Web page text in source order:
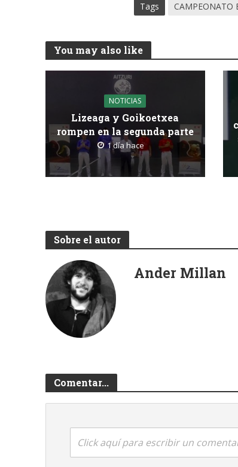
Tags CAMPEONATO
You may also like
NOTICIAS
Lizeaga y Goikoetxea
rompen en la segunda parte
1 día hace
Sobre el autor
Ander Millan
Comentar...
Click aquí para escribir un